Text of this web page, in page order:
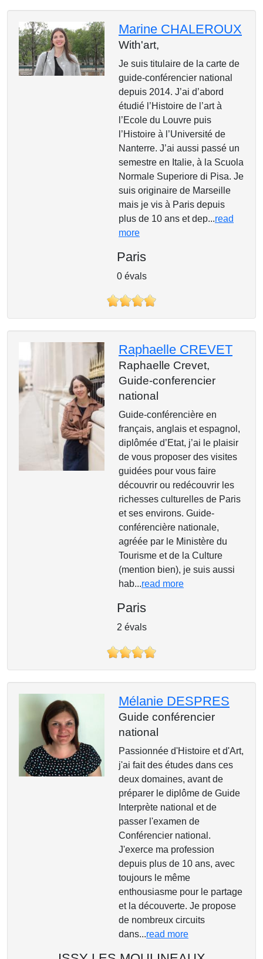
Marine CHALEROUX
With'art,
Je suis titulaire de la carte de
guide-conférencier national
depuis 2014. J’ai d’abord
étudié l’Histoire de l’art à
l’Ecole du Louvre puis
l’Histoire à l’Université de
Nanterre. J’ai aussi passé un
semestre en Italie, à la Scuola
Normale Superiore di Pisa. Je
suis originaire de Marseille
mais je vis à Paris depuis
plus de 10 ans et dep...read
more
Paris
0 évals
Raphaelle CREVET
Raphaelle Crevet,
Guide-conferencier
national
Guide-conférencière en
français, anglais et espagnol,
diplômée d’Etat, j’ai le plaisir
de vous proposer des visites
guidées pour vous faire
découvrir ou redécouvrir les
richesses culturelles de Paris
et ses environs. Guide-
conférencière nationale,
agréée par le Ministère du
Tourisme et de la Culture
(mention bien), je suis aussi
hab...read more
Paris
2 évals
Mélanie DESPRES
Guide conférencier
national
Passionnée d'Histoire et d'Art,
j'ai fait des études dans ces
deux domaines, avant de
préparer le diplôme de Guide
Interprète national et de
passer l'examen de
Conférencier national.
J'exerce ma profession
depuis plus de 10 ans, avec
toujours le même
enthousiasme pour le partage
et la découverte. Je propose
de nombreux circuits
dans...read more